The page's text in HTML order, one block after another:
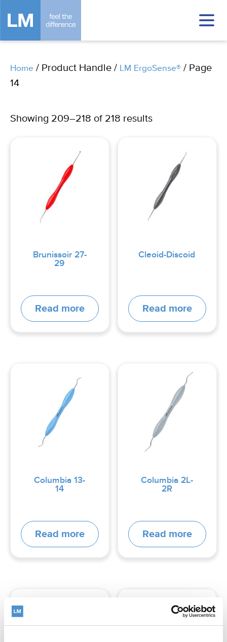
Home / Product Handle / LM ErgoSense® / Page
14
Showing 209–218 of 218 results
Brunissoir 27-
29
Read more
Cleoid-Discoid
Read more
Columbia 13-
14
Read more
Columbia 2L-
2R
Read more